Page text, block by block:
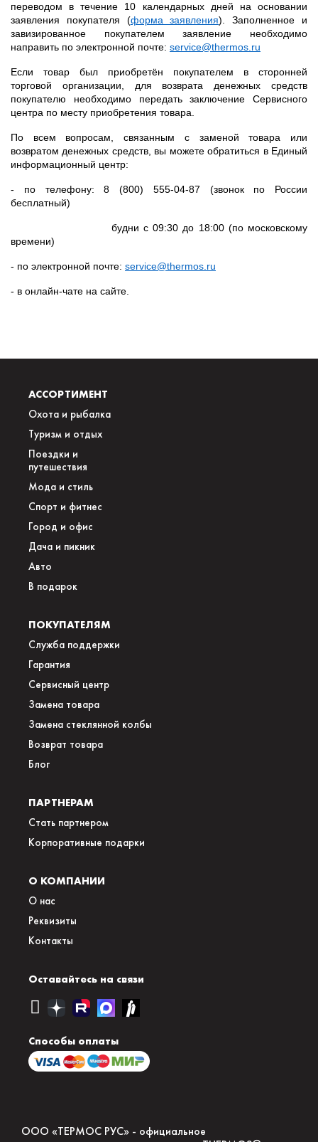
переводом в течение 10 календарных дней на основании
заявления покупателя (форма заявления). Заполненное и
завизированное покупателем заявление необходимо
направить по электронной почте: service@thermos.ru
Если товар был приобретён покупателем в сторонней
торговой организации, для возврата денежных средств
покупателю необходимо передать заключение Сервисного
центра по месту приобретения товара.
По всем вопросам, связанным с заменой товара или
возвратом денежных средств, вы можете обратиться в Единый
информационный центр:
- по телефону: 8 (800) 555-04-87 (звонок по России
бесплатный)
будни с 09:30 до 18:00 (по московскому
времени)
- по электронной почте: service@thermos.ru
- в онлайн-чате на сайте.
АССОРТИМЕНТ
Охота и рыбалка
Туризм и отдых
Поездки и
путешествия
Мода и стиль
Спорт и фитнес
Город и офис
Дача и пикник
Авто
В подарок
ПОКУПАТЕЛЯМ
Служба поддержки
Гарантия
Сервисный центр
Замена товара
Замена стеклянной колбы
Возврат товара
Блог
ПАРТНЕРАМ
Стать партнером
Корпоративные подарки
О КОМПАНИИ
О нас
Реквизиты
Контакты
Оставайтесь на связи
Способы оплаты
ООО «ТЕРМОС РУС» - официальное